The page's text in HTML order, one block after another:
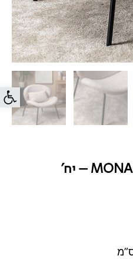
פתח
כורסא בז' בוקלה MONACO – יח'